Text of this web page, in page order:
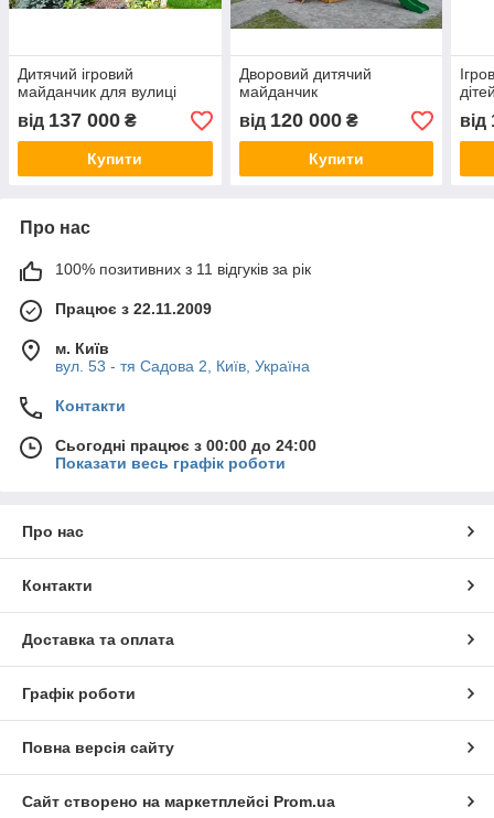
Дитячий ігровий
майданчик для вулиці
від 137 000 ₴
Купити
Дворовий дитячий
майданчик
від 120 000₴
Купити
від
Про нас
100% позитивних з 11 відгуків за рік
Працює з 22.11.2009
м. Київ
вул. 53 - тя Садова 2, Київ, Україна
Контакти
Сьогодні працює з 00:00 до 24:00
Показати весь графік роботи
Про нас
Контакти
Доставка та оплата
Графік роботи
Повна версія сайту
Сайт створено на маркетплейсі Prom.ua